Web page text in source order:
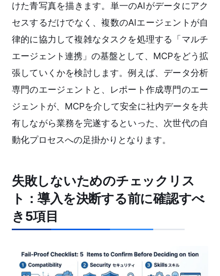
けた青写真を描きます。単一のAIがデータにアク
セスするだけでなく、複数のAIエージェントが自
律的に協力して複雑なタスクを処理する「マルチ
エージェント連携」の基盤として、MCPをどう拡
張していくかを検討します。例えば、データ分析
専門のエージェントと、レポート作成専門のエー
ジェントが、MCPを介して安全に社内データを共
有しながら業務を完遂するといった、次世代の自
動化プロセスへの足掛かりとなります。
失敗しないためのチェックリス
ト：導入を決断する前に確認すべ
き5項目